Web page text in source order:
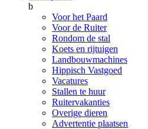
b
Voor het Paard
Voor de Ruiter
Rondom de stal
Koets en rijtuigen
Landbouwmachines
Hippisch Vastgoed
Vacatures
Stallen te huur
Ruitervakanties
Overige dieren
Advertentie plaatsen